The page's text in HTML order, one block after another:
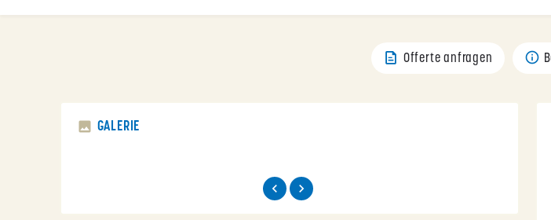
Offerte anfragen
GALERIE